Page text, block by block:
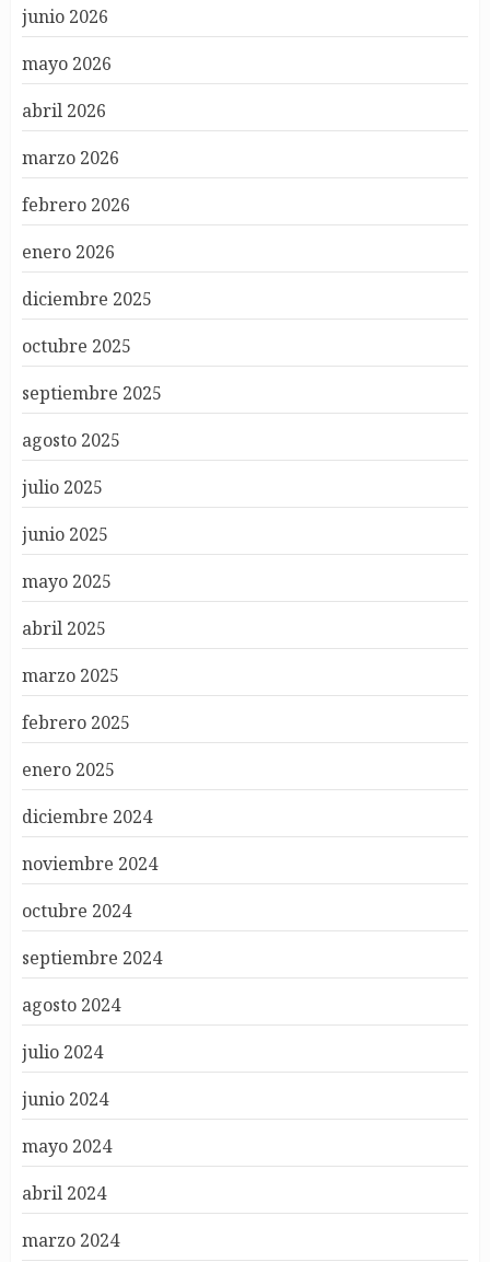
junio 2026
mayo 2026
abril 2026
marzo 2026
febrero 2026
enero 2026
diciembre 2025
octubre 2025
septiembre 2025
agosto 2025
julio 2025
junio 2025
mayo 2025
abril 2025
marzo 2025
febrero 2025
enero 2025
diciembre 2024
noviembre 2024
octubre 2024
septiembre 2024
agosto 2024
julio 2024
junio 2024
mayo 2024
abril 2024
marzo 2024